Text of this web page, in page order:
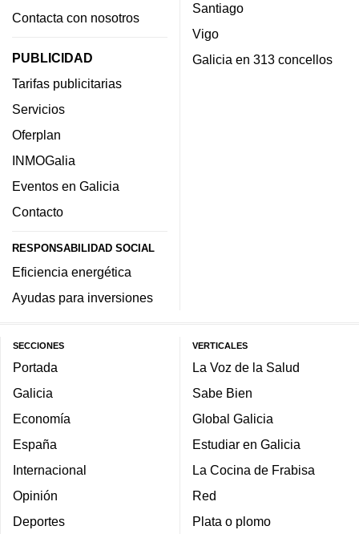
Contacta con nosotros
PUBLICIDAD
Tarifas publicitarias
Servicios
Oferplan
INMOGalia
Eventos en Galicia
Contacto
RESPONSABILIDAD SOCIAL
Eficiencia energética
Ayudas para inversiones
Santiago
Vigo
Galicia en 313 concellos
SECCIONES
Portada
Galicia
Economía
España
Internacional
Opinión
Deportes
VERTICALES
La Voz de la Salud
Sabe Bien
Global Galicia
Estudiar en Galicia
La Cocina de Frabisa
Red
Plata o plomo